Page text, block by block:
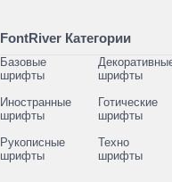
FontRiver Категории
Базовые
шрифты
шрифты
Иностранные
шрифты
Готические
шрифты
Рукописные
шрифты
Техно
шрифты